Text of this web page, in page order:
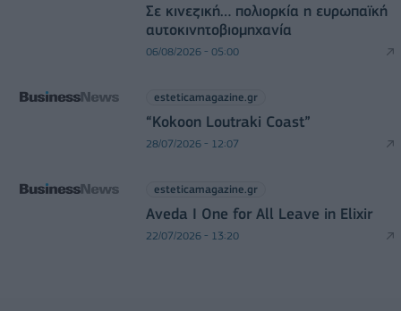
Σε κινεζική… πολιορκία η ευρωπαϊκή
αυτοκινητοβιομηχανία
06/08/2026 - 05:00
esteticamagazine.gr
“Kokoon Loutraki Coast”
28/07/2026 - 12:07
esteticamagazine.gr
Aveda I One for All Leave in Elixir
22/07/2026 - 13:20